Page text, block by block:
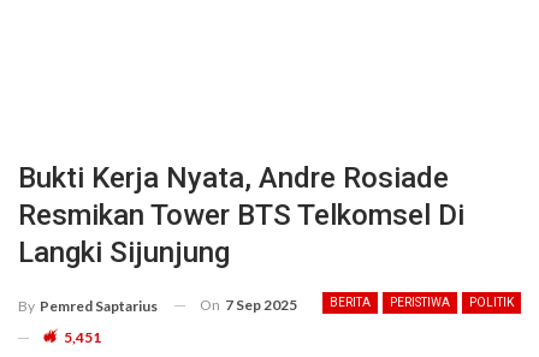
Bukti Kerja Nyata, Andre Rosiade
Resmikan Tower BTS Telkomsel Di
Langki Sijunjung
BERITA PERISTIWA POLITIK
By Pemred Saptarius On 7 Sep 2025
5,451